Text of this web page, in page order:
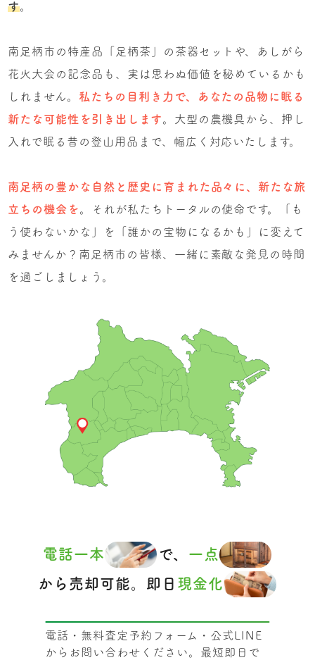
す。
南足柄市の特産品「足柄茶」の茶器セットや、あしがら
花火大会の記念品も、実は思わぬ価値を秘めているかも
しれません。 私たちの目利き力で、あなたの品物に眠る
新たな可能性を引き出します。大型の農機具から、押し
入れで眠る昔の登山用品まで、幅広く対応いたします。
南足柄の豊かな自然と歴史に育まれた品々に、新たな旅
立ちの機会を。それが私たちトータルの使命です。「も
う使わないかな」を「誰かの宝物になるかも」に変えて
みませんか？南足柄市の皆様、一緒に素敵な発見の時間
を過ごしましょう。
電話一本 で、 一点
から売却可能。即日 現金化
電話・無料査定予約フォーム・公式LINE
からお問い合わせください。最短即日で